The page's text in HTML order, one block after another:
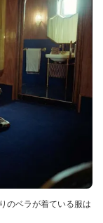
のベラが着ている服は